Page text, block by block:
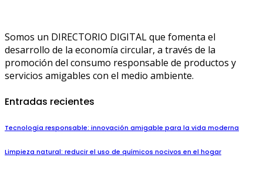
Somos un DIRECTORIO DIGITAL que fomenta el
desarrollo de la economía circular, a través de la
promoción del consumo responsable de productos y
servicios amigables con el medio ambiente.
Entradas recientes
Tecnología responsable: innovación amigable para la vida moderna
Limpieza natural: reducir el uso de químicos nocivos en el hogar